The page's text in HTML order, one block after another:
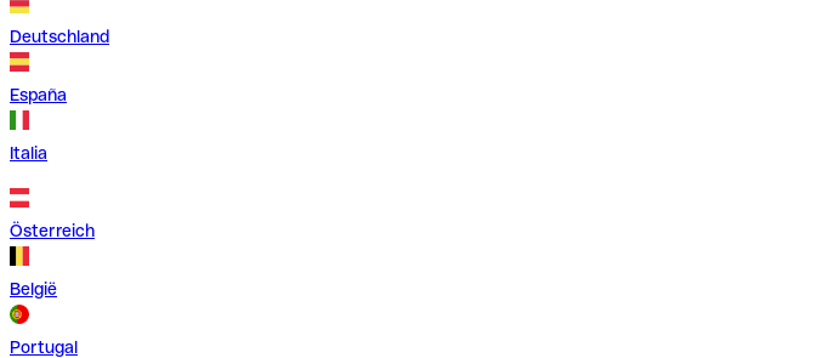
Deutschland
España
Italia
Österreich
België
Portugal